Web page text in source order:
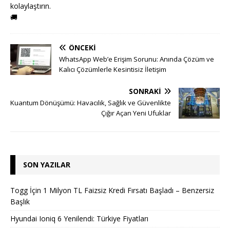
kolaylaştırın.
🚚
ÖNCEKI
WhatsApp Web’e Erişim Sorunu: Anında Çözüm ve
Kalıcı Çözümlerle Kesintisiz İletişim
SONRAKI
Kuantum Dönüşümü: Havacılık, Sağlık ve Güvenlikte
Çığır Açan Yeni Ufuklar
SON YAZILAR
Togg İçin 1 Milyon TL Faizsiz Kredi Fırsatı Başladı – Benzersiz
Başlık
Hyundai Ioniq 6 Yenilendi: Türkiye Fiyatları